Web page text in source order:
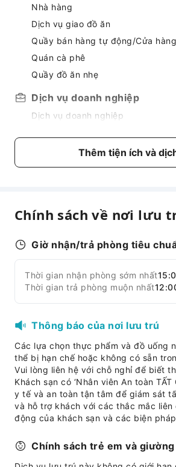
Nhà hàng
Dịch vụ giao đồ ăn
Quầy bán hàng tự động/Cửa
Quán cà phê
Quầy đồ ăn nhẹ
Dịch vụ doanh nghiệp
Dịch vụ doanh nghiệp
Dịch vụ giao hàng nhanh
Dịch vụ dọn dẹp
Dịch vụ giặt ủi
Tiện nghi khu vực chung
Wi-Fi công cộng
Máy bán hàng tự động
Cửa hàng quà tặng
Bãi đỗ xe
Khu vực đậu xe đạp
Truy cập Internet
Phòng sinh hoạt chung
Cửa hàng
Dịch vụ quầy lễ tân
Mở rộng tất cả
Thêm tiện ích và
Chính sách về nơi lưu
Giờ nhận/trả phòng tiêu
Thời gian nhận phòng sớm nhất
Thời gian trả phòng muộn nhất
Thông báo của nơi lưu trú
Các lựa chọn thực phẩm và đồ uống
thể bị hạn chế hoặc không có sẵn
Vui lòng liên hệ với chỗ nghỉ để biết
Khách sạn có ‘Nhân viên An toàn TẤT
y tế và an toàn tận tâm để giám sát
và hỗ trợ khách với các thắc mắc liên
động của khách sạn và các biện
Chính sách trẻ em và giường